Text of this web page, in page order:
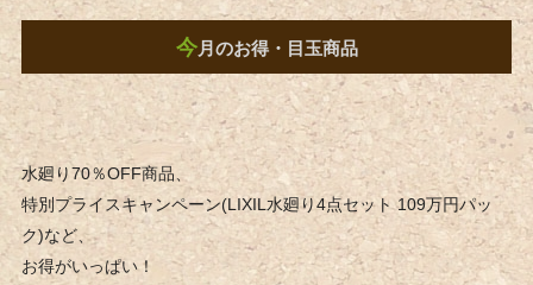
今月のお得・目玉商品
水廻り70％OFF商品、
特別プライスキャンペーン(LIXIL水廻り4点セット 109万円パッ
ク)など、
お得がいっぱい！